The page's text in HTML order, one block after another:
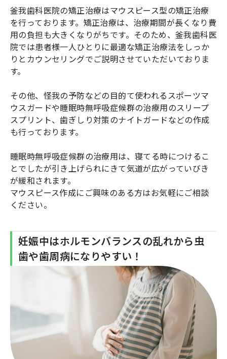
釜我歯科医院の矯正治療はマウスピース型の矯正治療
を行っております。矯正治療は、治療期間が長くなり費
用の負担も大きくなりがちです。そのため、釜我歯科医
院では患者様一人ひとりに最適な矯正治療法をしっか
りとカウンセリングでご説明させていただいておりま
す。
その他、怪我の予防などの目的て使われるスポーツマ
ウスガードや睡眠時無呼吸症候群の治療用のスリープ
スプリント、歯ぎしり対策のナイトガードなどの作成
も行っております。
睡眠時無呼吸症候群の治療用は、寝てる時につけるこ
とでしたが引き上げられにきて気道が広がっていびき
が緩和されます。
マウスピース作成にご興味のある方はお気軽にご相談
ください。
妊娠中はホルモンバランスの乱れから虫
歯や歯周病になりやすい！